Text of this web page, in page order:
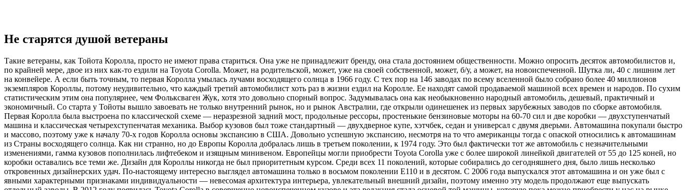
Не старятся душой ветераны
Такие ветераны, как Тойота Королла, просто не имеют права стариться. Она уже не принадлежит бренду, она стала достоянием общественности. Можно опросить десяток автомобилистов и,
по крайней мере, двое из них как-то ездили на Toyota Corolla. Может, на родительской, может, уже на своей собственной, может, б/у, а может, на новоиспеченной. Шутка ли, 40 с лишним лет
на конвейере. А если быть точным, то первая Королла умылась лучами восходящего солнца в 1966 году. С тех пор на 146 заводах по всему вселенной было собрано более 40 миллионов
экземпляров Короллы, потому неудивительно, что каждый третий автомобилист хоть раз в жизни ездил на Королле. Ее находят самой продаваемой машиной всех времен и народов. По сухим
статистическим этим она популярнее, чем Фольксваген Жук, хотя это довольно спорный вопрос. Задумывалась она как необыкновенно народный автомобиль, дешевый, практичный и
экономичный. Со старта у Тойоты вышло завоевать не только внутренний рынок, но и рынок Австралии, где открыли одинешенек из первых зарубежных заводов по сборке автомобиля.
Первая Королла была выстроена по классической схеме — неразрезной задний мост, продольные рессоры, простенькие бензиновые моторы на 60-70 сил и две коробки — двухступенчатый
машина и классическая четырехступенчатая механика. Выбор кузовов был тоже стандартный — двухдверное купе, хэтчбек, седан и универсал с двумя дверьми. Автомашина покупали быстро
и массово, поэтому уже к началу 70-х годов Королла основы экспансию в США. Довольно успешную экспансию, несмотря на то что американцы тогда с опаской относились к автомашинам
из Страны восходящего солнца. Как ни странно, но до Европы Королла добралась лишь в третьем поколении, к 1974 году. Это был фактически тот же автомобиль с незначительными
изменениями, гамма кузовов пополнилась лифтебеком и изящным минивеном. Европейцы могли приобрести Toyota Corolla уже с более широкой линейкой двигателей от 55 до 125 коней, но
коробки оставались все теми же. Дизайн для Короллы никогда не был приоритетным курсом. Среди всех 11 поколений, которые собирались до сегодняшнего дня, было лишь несколько
откровенных дизайнерских удач. По-настоящему интересно выглядел автомашина только в восьмом поколении Е110 и в десятом. С 2006 года выпускался этот автомашина и он уже был с
явными характерными признаками индивидуальности — невесомая архитектура интерьера, увлекательный внешний дизайн, поэтому именно эту модель продолжают еще выпускать